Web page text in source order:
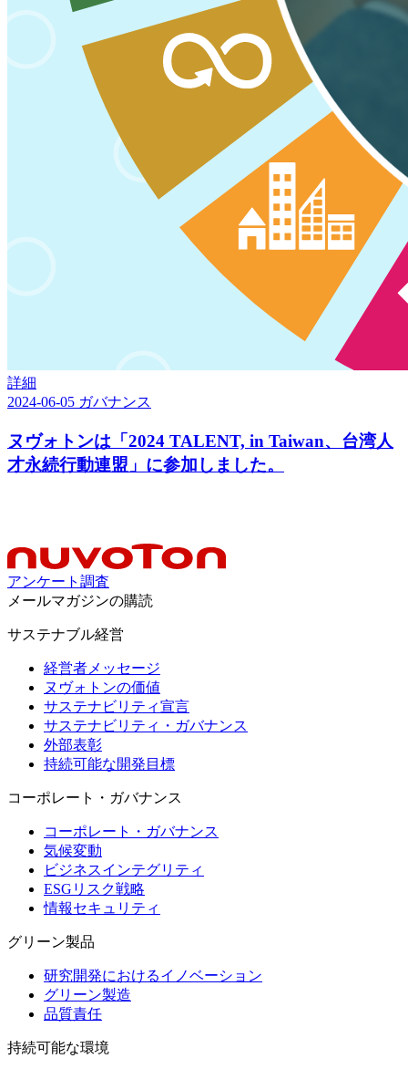
詳細
2024-06-05 ガバナンス
ヌヴォトンは「2024 TALENT, in Taiwan、台湾人
才永続行動連盟」に参加しました。
アンケート調査
メールマガジンの購読
サステナブル経営
経営者メッセージ
ヌヴォトンの価値
サステナビリティ宣言
サステナビリティ・ガバナンス
外部表彰
持続可能な開発目標
コーポレート・ガバナンス
コーポレート・ガバナンス
気候変動
ビジネスインテグリティ
ESGリスク戦略
情報セキュリティ
グリーン製品
研究開発におけるイノベーション
グリーン製造
品質責任
持続可能な環境